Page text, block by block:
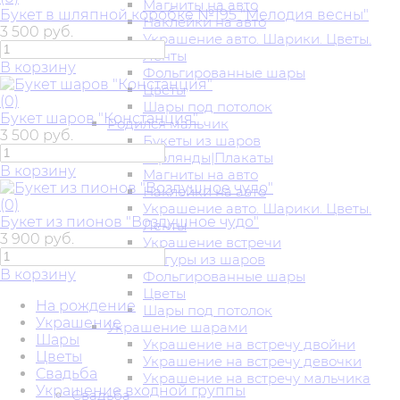
Магниты на авто
Наклейки на авто
Украшение авто. Шарики. Цветы.
Ленты
Фольгированные шары
Цветы
Шары под потолок
Родился мальчик
Букеты из шаров
Гирлянды|Плакаты
Магниты на авто
Наклейки на авто
Украшение авто. Шарики. Цветы.
Ленты
Украшение встречи
Фигуры из шаров
Фольгированные шары
Цветы
Шары под потолок
Украшение шарами
Украшение на встречу двойни
Украшение на встречу девочки
Украшение на встречу мальчика
Свадьба
Букет в шляпной коробке №195 "Мелодия весны"
3 500 руб.
В корзину
(0)
Букет шаров "Констанция"
3 500 руб.
В корзину
(0)
Букет из пионов "Воздушное чудо"
3 900 руб.
В корзину
На рождение
Украшение
Шары
Цветы
Свадьба
Украшение входной группы